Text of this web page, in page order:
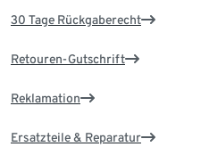
30 Tage Rückgaberecht
Retouren-Gutschrift
Reklamation
Ersatzteile & Reparatur